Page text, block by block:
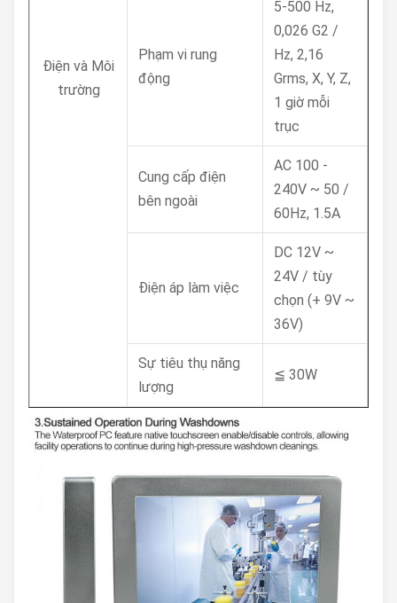
Điện và Môi
trường
Phạm vi rung
động
5-500 Hz,
0,026 G2 /
Hz, 2,16
Grms, X, Y, Z,
1 giờ mỗi
trục
Cung cấp điện
bên ngoài
AC 100 -
240V ~ 50 /
60Hz, 1.5A
Điện áp làm việc
DC 12V ~
24V / tùy
chọn (+ 9V ~
36V)
Sự tiêu thụ năng
lượng
≦ 30W